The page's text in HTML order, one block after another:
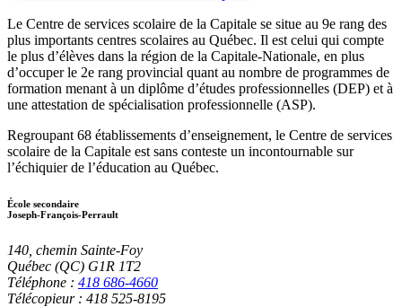
Le Centre de services scolaire de la Capitale se situe au 9e rang des
plus importants centres scolaires au Québec. Il est celui qui compte
le plus d’élèves dans la région de la Capitale-Nationale, en plus
d’occuper le 2e rang provincial quant au nombre de programmes de
formation menant à un diplôme d’études professionnelles (DEP) et à
une attestation de spécialisation professionnelle (ASP).
Regroupant 68 établissements d’enseignement, le Centre de services
scolaire de la Capitale est sans conteste un incontournable sur
l’échiquier de l’éducation au Québec.
École secondaire
Joseph-François-Perrault
140, chemin Sainte-Foy
Québec (QC) G1R 1T2
Téléphone : 418 686-4660
Télécopieur : 418 525-8195